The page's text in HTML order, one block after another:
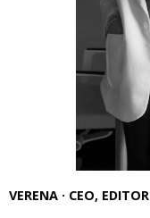
VERENA · CEO, EDITOR